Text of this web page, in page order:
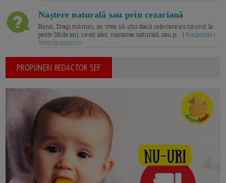
Naștere naturală sau prin cezariană
Bună, Dragi mămici, aș vrea să știu dacă cele care au născut la
peste 38 de ani, ce ați ales: nașterea naturală sau p... |Raspunde |
Vezi raspunsuri
PROPUNERI REDACTOR SEF